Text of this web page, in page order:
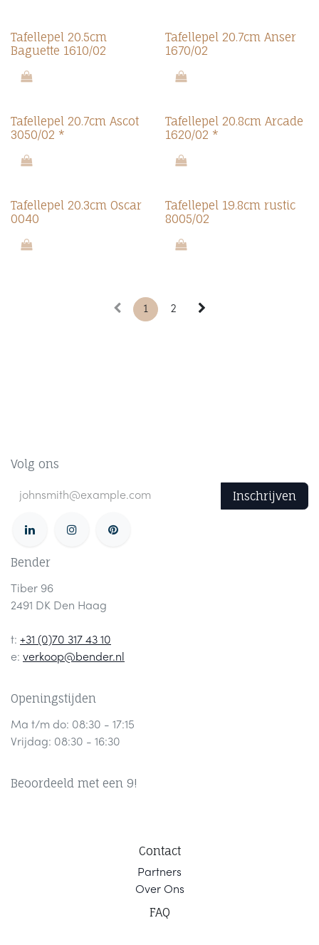
Tafellepel 20.5cm
Baguette 1610/02
Tafellepel 20.7cm Anser
1670/02
Tafellepel 20.7cm Ascot
3050/02 *
Promo 7.0
Tafellepel 20.8cm Arcade
1620/02 *
Tafellepel 20.3cm Oscar
0040
Tafellepel 19.8cm rustic
8005/02
1 2
Volg ons
Inschrijven
Bender
Tiber 96
2491 DK Den Haag
t: +31 (0)70 317 43 10
e: verkoop@bender.nl
Openingstijden
Ma t/m do: 08:30 - 17:15
Vrijdag: 08:30 - 16:30
Beoordeeld met een 9!
Contact
Partners
Over Ons
FAQ